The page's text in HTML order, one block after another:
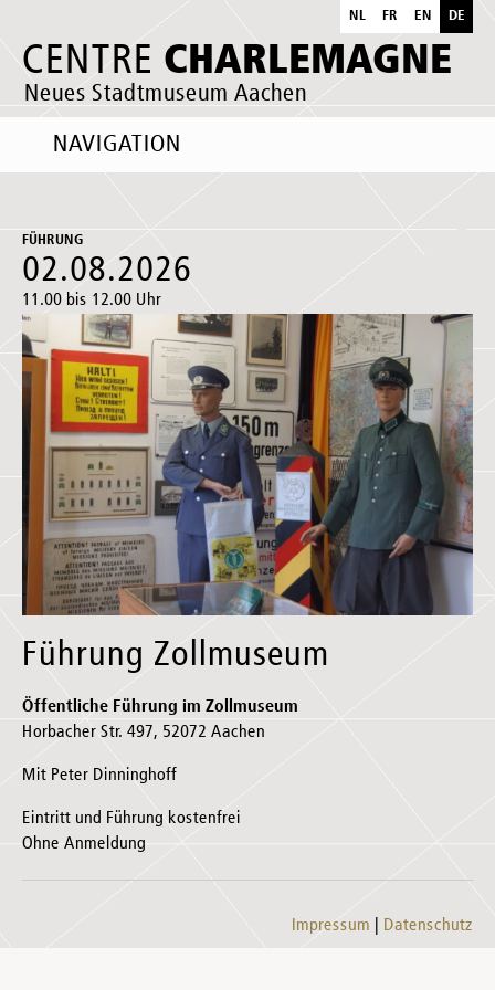
CENTRE CHARLEMAGNE
Neues Stadtmuseum Aachen
NL FR EN DE
NAVIGATION
FÜHRUNG
02.08.2026
11.00 bis 12.00 Uhr
Führung Zollmuseum
Öffentliche Führung im Zollmuseum
Horbacher Str. 497, 52072 Aachen
Mit Peter Dinninghoff
Eintritt und Führung kostenfrei
Ohne Anmeldung
Impressum Datenschutz